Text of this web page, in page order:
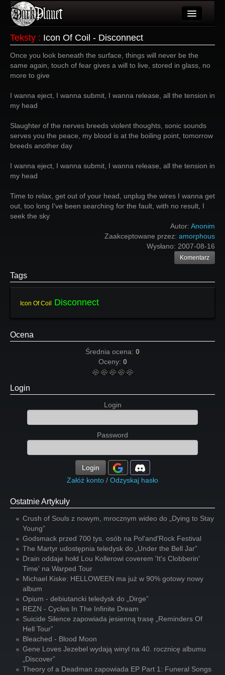
Wydarzenia
Więcej
Login
Teksty : Icon Of Coil - Disconnect
Once you look beneath the surface, things will never be the
same again, touch of fear gives a will to live, stored in glass, no
more to give
I wanna eject, I wanna submit, I wanna release, all the tension in
my head
Slaughter of the nerves breeds violent thoughts, sonic sounds
serves you the peace, my blood is at the boiling point, tomorrow
breeds another day
I wanna eject, I wanna submit, I wanna release, all the tension in
my head
Time to relax, get out of your head, unplug the wires I wanna get
out, too long I've been searching for the fault, with no result, I
seek the sky
Autor: Anonim
Zaakceptowane przez: amorphous
Wysłano: 2007-08-16
Komentarz
Tags
Icon Of Coil Disconnect
Ocena
Średnia ocena: 0
Oceny: 0
Login
Login
Password
Login
Załóż konto / Odzyskaj hasło
Ostatnie Artykuły
Crush of Souls z nowym, mrocznym wideo do „Dying to Stay
Young”
Godsmack przed 700 tys. osób na Pol'and'Rock Festival
The Martyr udostępnia teledysk do „Under the Bell Jar”
Drain oddaje hołd Lou Kollerowi coverem 'It's Clobberin'
Time' na Warped Tour
Michael Kiske: HELLOWEEN ma już w 90% gotowy nowy
album
Opium - debiutancki teledysk do „Dirge”
REZN - Cycles In The Infinite Dream
Suicide Silence zapowiada jesienną trasę „Reminders Of
Hell Tour”
Bleached - Blood Moon
Gene Loves Jezebel wydają winyl na 40. rocznicę albumu
„Discover”
Theory of a Deadman zapowiada EP Part 1: Funeral Songs